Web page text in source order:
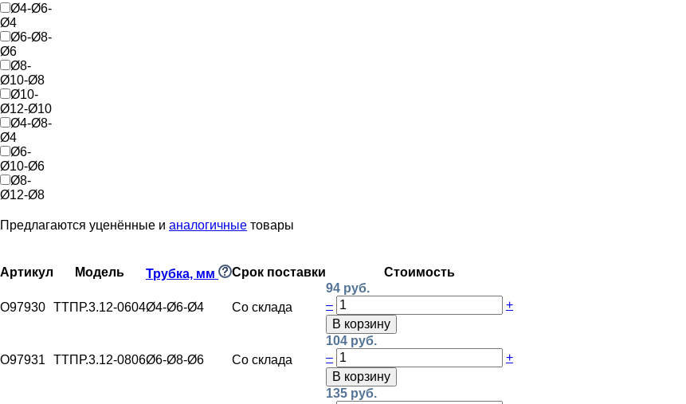
Ø4-Ø6-
Ø4
Ø6-Ø8-
Ø6
Ø8-
Ø10-Ø8
Ø10-
Ø12-Ø10
Ø4-Ø8-
Ø4
Ø6-
Ø10-Ø6
Ø8-
Ø12-Ø8
Предлагаются уценённые и аналогичные товары
Артикул Модель Трубка, мм Срок поставки Стоимость
O97930 ТТПР.3.12-0604Ø4-Ø6-Ø4 Со склада
94 руб.
–
+
В корзину
O97931 ТТПР.3.12-0806Ø6-Ø8-Ø6 Со склада
104 руб.
–
+
В корзину
135 руб.